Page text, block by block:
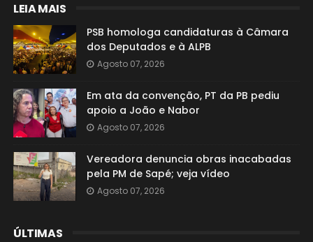
LEIA MAIS
PSB homologa candidaturas à Câmara
dos Deputados e à ALPB
Agosto 07, 2026
Em ata da convenção, PT da PB pediu
apoio a João e Nabor
Agosto 07, 2026
Vereadora denuncia obras inacabadas
pela PM de Sapé; veja vídeo
Agosto 07, 2026
ÚLTIMAS